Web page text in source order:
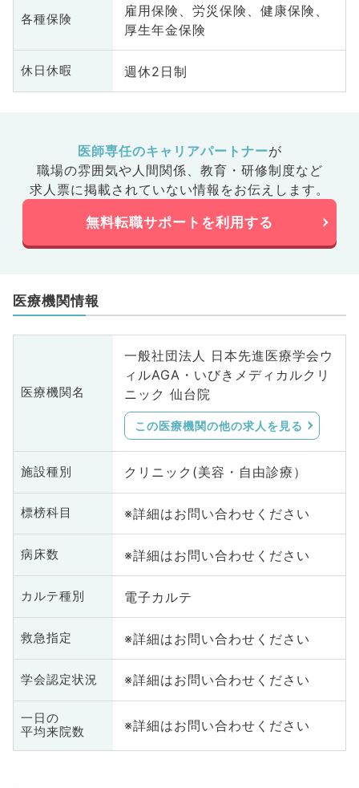
各種保険
雇用保険、労災保険、健康保険、
厚生年金保険
休日休暇 週休2日制
医師専任のキャリアパートナーが
職場の雰囲気や人間関係、 教育・研修制度など
求人票に掲載されていない情報をお伝えします。
無料転職サポートを利用する
医療機関情報
医療機関名
一般社団法人 日本先進医療学会ウ
ィルAGA・いびきメディカルクリ
ニック 仙台院
この医療機関の他の求人を見る
施設種別 クリニック(美容・自由診療）
標榜科目 ※詳細はお問い合わせください
病床数 ※詳細はお問い合わせください
カルテ種別 電子カルテ
救急指定 ※詳細はお問い合わせください
学会認定状況 ※詳細はお問い合わせください
一日の
平均来院数
※詳細はお問い合わせください